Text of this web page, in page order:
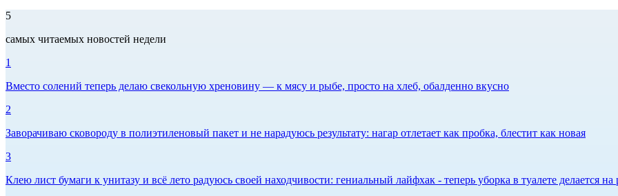
5
самых читаемых новостей недели
1
Вместо солений теперь делаю свекольную хреновину — к мясу и рыбе, просто на хлеб, обалденно вкусно
2
Заворачиваю сковороду в полиэтиленовый пакет и не нарадуюсь результату: нагар отлетает как пробка, блестит как новая
3
Клею лист бумаги к унитазу и всё лето радуюсь своей находчивости: гениальный лайфхак - теперь уборка в туалете делается на